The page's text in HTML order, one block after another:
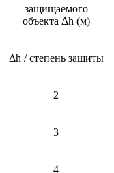
защищаемого
объекта Δh (м)
Δh / степень защиты
2
3
4